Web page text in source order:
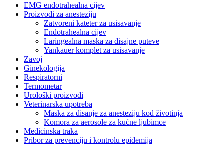
EMG endotrahealna cijev
Proizvodi za anesteziju
Zatvoreni kateter za usisavanje
Endotrahealna cijev
Laringealna maska ​​za disajne puteve
Yankauer komplet za usisavanje
Zavoj
Ginekologija
Respiratorni
Termometar
Urološki proizvodi
Veterinarska upotreba
Maska za disanje za anesteziju kod životinja
Komora za aerosole za kućne ljubimce
Medicinska traka
Pribor za prevenciju i kontrolu epidemija